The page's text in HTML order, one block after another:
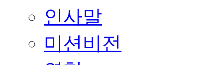
인사말
미션비전